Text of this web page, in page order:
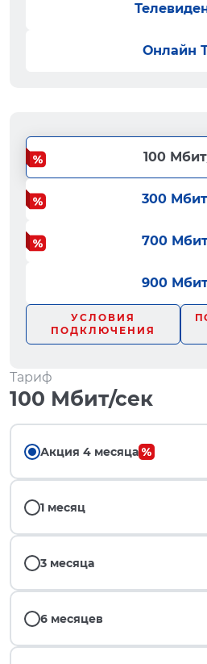
Онлайн
100
300
700
900
УСЛОВИЯ
ПОДКЛЮЧЕНИЯ
Тариф
100 Мбит/сек
Акция 4 месяца
1 месяц
3 месяца
6 месяцев